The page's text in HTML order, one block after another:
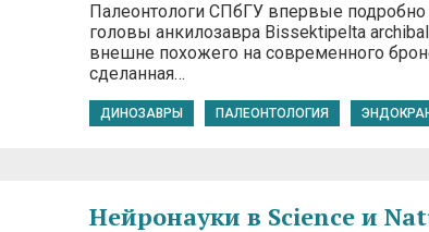
Палеонтологи СПбГУ впервые подробно
головы анкилозавра Bissektipelta
внешне похожего на современного
сделанная…
ДИНОЗАВРЫ ПАЛЕОНТОЛОГИЯ
Нейронауки в Science и